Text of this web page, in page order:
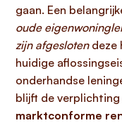
gaan. Een
oude
zijn afgeslotendeze
huidige
onderhandse
blijft de
marktconforme